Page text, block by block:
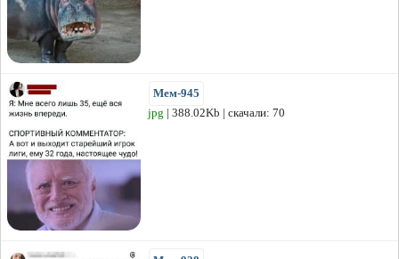
Мем-945
jpg | 388.02Kb | скачали: 70